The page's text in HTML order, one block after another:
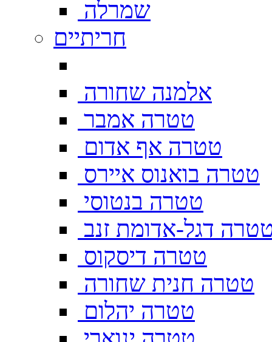
שמרלה
חריתיים
אלמנה שחורה
טטרה אמבר
טטרה אף אדום
טטרה בואנוס איירס
טטרה בנטוסי
דגל-אדומת זנב
טטרה דיסקוס
טטרה חנית שחורה
טטרה יהלום